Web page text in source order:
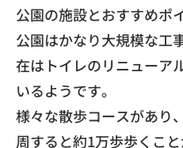
公園の施設とおすすめポ
公園はかなり大規模な工
在はトイレのリニューア
いるようです。
様々な散歩コースがあり
周すると約1万歩歩くこと